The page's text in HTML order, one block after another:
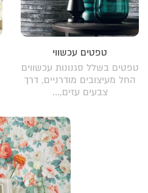
טפטים עכשווי
טפטים בשלל סגנונות עכשווים
החל מעיצובים מודרניים, דרך
צבעים עזים,...